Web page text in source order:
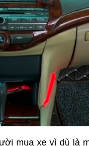
mua xe vì dù là